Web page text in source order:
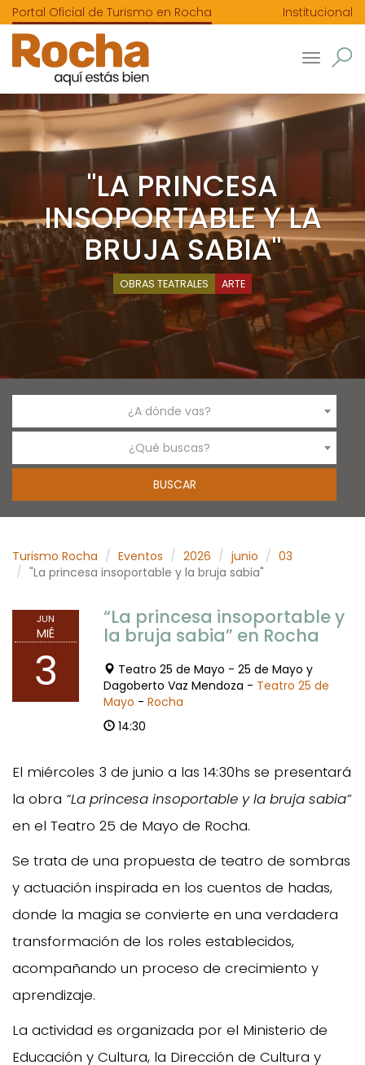
Portal Oficial de Turismo en Rocha Institucional
Toggle
"LA PRINCESA
INSOPORTABLE Y LA
BRUJA SABIA"
OBRAS TEATRALES ARTE
¿A dónde vas?
¿Qué buscas?
Turismo Rocha Eventos 2026 junio
03
"La princesa insoportable y la bruja sabia"
JUN
MIÉ
3
“La princesa insoportable y
la bruja sabia” en Rocha
Teatro 25 de Mayo - 25 de Mayo y
Dagoberto Vaz Mendoza - Teatro 25 de
Mayo - Rocha
14:30
El miércoles 3 de junio a las 14:30hs se presentará
la obra “La princesa insoportable y la bruja sabia”
en el Teatro 25 de Mayo de Rocha.
Se trata de una propuesta de teatro de sombras
y actuación inspirada en los cuentos de hadas,
donde la magia se convierte en una verdadera
transformación de los roles establecidos,
acompañando un proceso de crecimiento y
aprendizaje.
La actividad es organizada por el Ministerio de
Educación y Cultura, la Dirección de Cultura y